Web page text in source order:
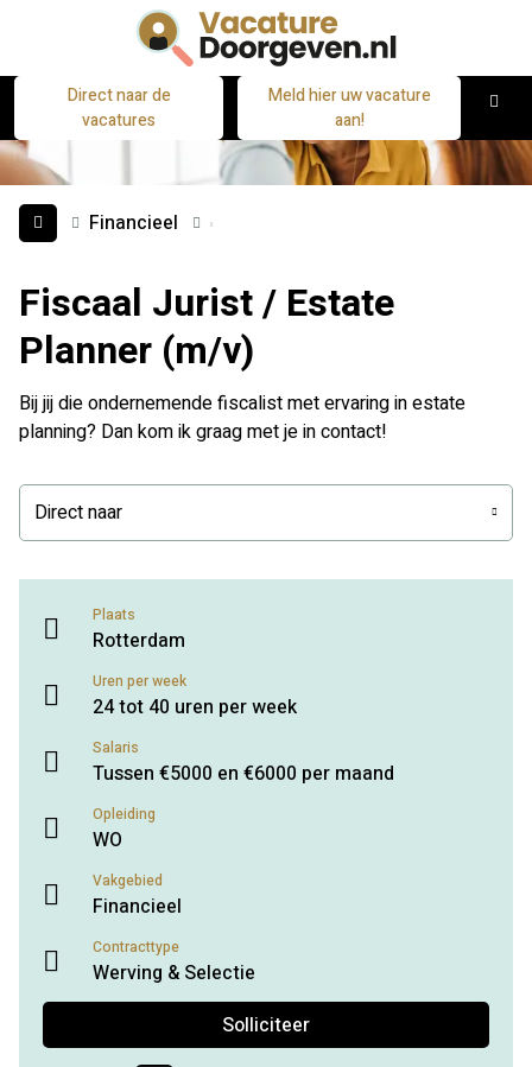
Direct naar de
vacatures
Meld hier uw vacature
aan!
Financieel
Fiscaal Jurist / Estate
Planner (m/v)
Bij jij die ondernemende fiscalist met ervaring in estate
planning? Dan kom ik graag met je in contact!
Direct naar
Plaats
Rotterdam
Uren per week
24 tot 40 uren per week
Salaris
Tussen €5000 en €6000 per maand
Opleiding
WO
Vakgebied
Financieel
Contracttype
Werving & Selectie
Solliciteer